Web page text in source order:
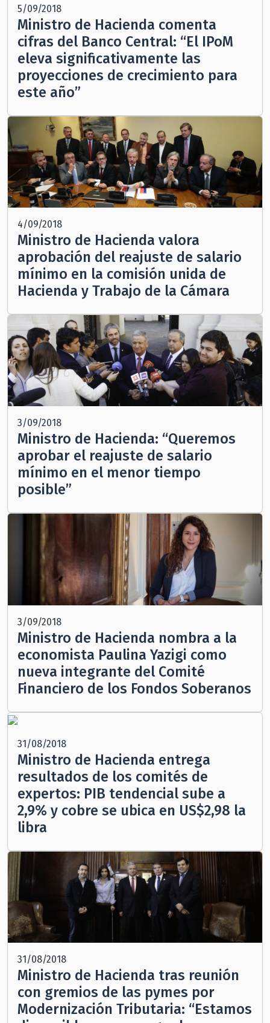
5/09/2018
Ministro de Hacienda comenta
cifras del Banco Central: “El IPoM
eleva significativamente las
proyecciones de crecimiento para
este año”
4/09/2018
Ministro de Hacienda valora
aprobación del reajuste de salario
mínimo en la comisión unida de
Hacienda y Trabajo de la Cámara
3/09/2018
Ministro de Hacienda: “Queremos
aprobar el reajuste de salario
mínimo en el menor tiempo
posible”
3/09/2018
Ministro de Hacienda nombra a la
economista Paulina Yazigi como
nueva integrante del Comité
Financiero de los Fondos Soberanos
31/08/2018
Ministro de Hacienda entrega
resultados de los comités de
expertos: PIB tendencial sube a
2,9% y cobre se ubica en US$2,98 la
libra
31/08/2018
Ministro de Hacienda tras reunión
con gremios de las pymes por
Modernización Tributaria: “Estamos